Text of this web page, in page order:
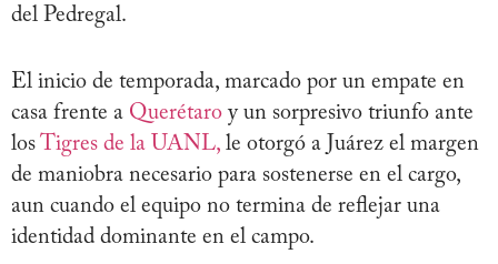
del Pedregal.
El inicio de temporada, marcado por un empate en
casa frente a Querétaro y un sorpresivo triunfo ante
los Tigres de la UANL, le otorgó a Juárez el margen
de maniobra necesario para sostenerse en el cargo,
aun cuando el equipo no termina de reflejar una
identidad dominante en el campo.